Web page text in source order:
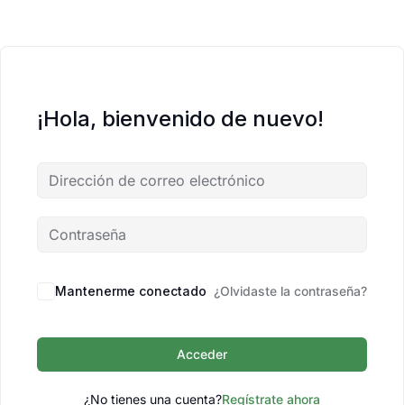
¡Hola, bienvenido de nuevo!
Mantenerme conectado ¿Olvidaste la contraseña?
Acceder
¿No tienes una cuenta?Regístrate ahora